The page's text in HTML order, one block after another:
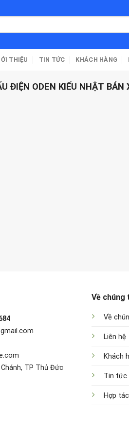
THIỆU TIN TỨC KHÁCH HÀNG
ĐIỆN ODEN KIỂU NHẬT BÁN
TP Thủ Đức
Về chúng
Về
Liên hệ
Khách
Tin tức
Hợp